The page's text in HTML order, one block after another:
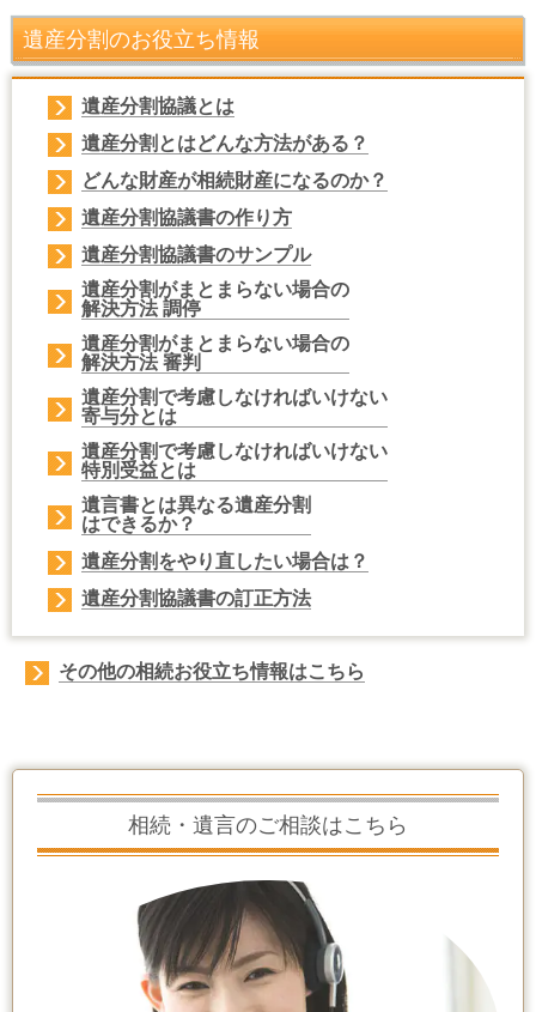
遺産分割のお役立ち情報
遺産分割協議とは
遺産分割とはどんな方法がある？
どんな財産が相続財産になるのか？
遺産分割協議書の作り方
遺産分割協議書のサンプル
遺産分割がまとまらない場合の
解決方法 調停
遺産分割がまとまらない場合の
解決方法 審判
遺産分割で考慮しなければいけない
寄与分とは
遺産分割で考慮しなければいけない
特別受益とは
遺言書とは異なる遺産分割
はできるか？
遺産分割をやり直したい場合は？
遺産分割協議書の訂正方法
その他の相続お役立ち情報はこちら
相続・遺言のご相談はこちら